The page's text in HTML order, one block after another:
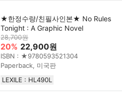
★한정수량/친필사인본★ No Rules
Tonight : A Graphic Novel
28,700원
20% 22,900원
ISBN : ★9780593521304
Paperback, 미국판
LEXILE : HL490L